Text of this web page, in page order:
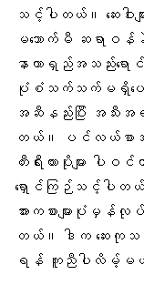
သင့်ပါတယ်။ ဆေးဝါးမျ
မသောက်မီ ဆရာဝန်
နာတာရှည်အသည်းရော
ပုံစံသက်သက်မရှိပေ
အဆီနည်းပြီး အသီးအရွ
တယ်။ ပင်လယ်စာ
တီးရီးယားပိုးများ ပ
ရှောင်ကြဉ်သင့်ပါတ
အားကစားများပုံမှ
တယ်။ ဒါက ဆေးကု
ရန် ကူညီပါလိမ့်မ